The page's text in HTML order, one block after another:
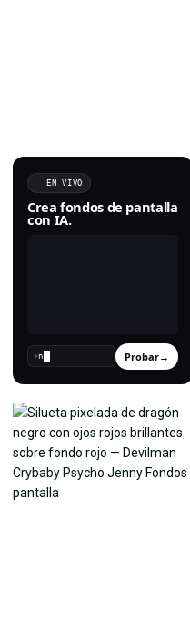
EN VIVO
Crea fondos de pantalla
con IA.
› Probar→